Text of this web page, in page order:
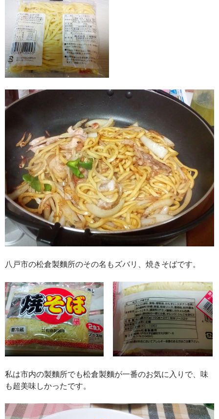
八戸市の松倉製麵所のその名もズバリ、焼きそばです。
私は市内の製麵所でも松倉製麵が一番のお気に入りで、味
も超美味しかったです。